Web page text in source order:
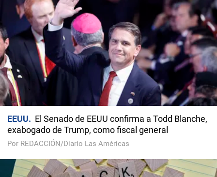
EEUU
El Senado de EEUU confirma a Todd Blanche,
exabogado de Trump, como fiscal general
Por REDACCIÓN/Diario Las Américas